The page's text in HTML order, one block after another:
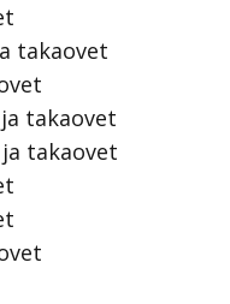
takaovet
takaovet
ja takaovet